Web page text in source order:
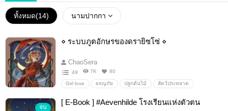
คิวนิยายปัจจุบัน...
- The Sky Cage of Zanctum กรงนภาแห่งแซงค์ทัม
ทั้งหมด(14) นามปากกา
⋄ ระบบภูตอักษรของดรายิซโซ่ ⋄
ChaoSera
49 7K 80
Girl love ผจญภัย ปลูกต้นไม้ สัตว์ประหลาด
ทะเลทราย ดันเจี้ยน ผจญภัย แอ็คชั่น เทพเจ้า
จบ
[ E-Book ] #Aevenhilde โรงเรียนแห่งตัวตน